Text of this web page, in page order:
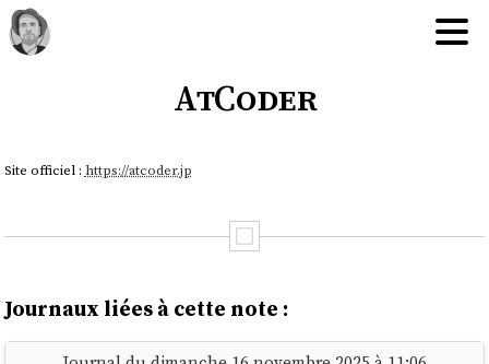
AtCoder
Site officiel : https://atcoder.jp
Journaux liées à cette note :